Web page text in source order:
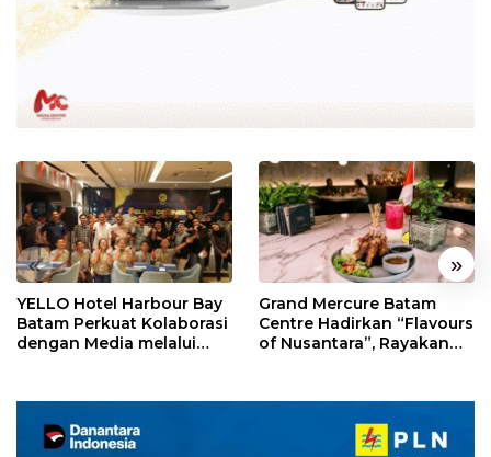
« »
YELLO Hotel Harbour Bay
Batam Perkuat Kolaborasi
dengan Media melalui
Grand Mercure Batam
Centre Hadirkan “Flavours
of Nusantara”, Rayakan